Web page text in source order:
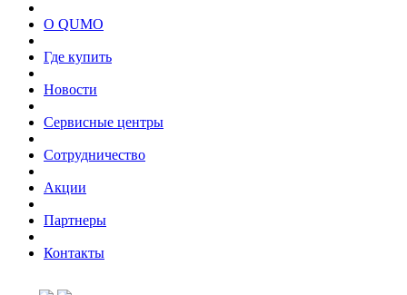
О QUMO
Где купить
Новости
Сервисные центры
Сотрудничество
Акции
Партнеры
Контакты